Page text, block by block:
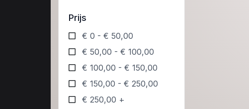
Prijs
€ 0 - € 50,00
€ 50,00 - € 100,00
€ 100,00 - € 150,00
€ 150,00 - € 250,00
€ 250,00 +